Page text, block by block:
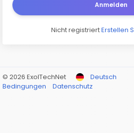
Anmelden
Nicht registriertErstellen
© 2026 ExolTechNet
Deutsch
Bedingungen
Datenschutz